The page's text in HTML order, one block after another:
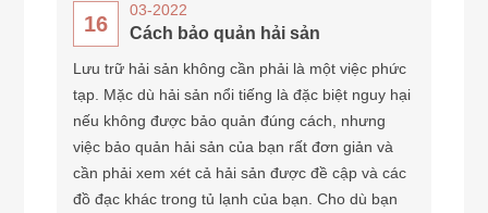
16
03-2022
Cách bảo quản hải sản
Lưu trữ hải sản không cần phải là một việc phức
tạp. Mặc dù hải sản nổi tiếng là đặc biệt nguy hại
nếu không được bảo quản đúng cách, nhưng
việc bảo quản hải sản của bạn rất đơn giản và
cần phải xem xét cả hải sản được đề cập và các
đồ đạc khác trong tủ lạnh của bạn. Cho dù bạn